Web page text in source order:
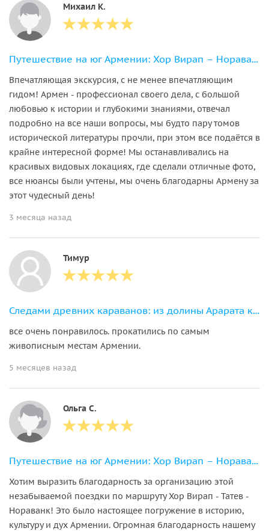
Михаил К.
Путешествие на юг Армении: Хор Вирап – Нораванк – Татев
Впечатляющая экскурсия, с не менее впечатляющим
гидом! Армен - профессионал своего дела, с большой
любовью к истории и глубокими знаниями, отвечал
подробно на все наши вопросы, мы будто пару томов
исторической литературы прочли, при этом все подаётся в
крайне интересной форме! Мы останавливались на
красивых видовых локациях, где сделали отличные фото,
все нюансы были учтены, мы очень благодарны Армену за
этот чудесный день!
3 месяца назад
Тимур
Следами древних караванов: из долины Арарата к озеру Севан
все очень понравилось. прокатились по самым
живописным местам Армении.
5 месяцев назад
Ольга С.
Путешествие на юг Армении: Хор Вирап – Нораванк – Татев
Хотим выразить благодарность за организацию этой
незабываемой поездки по маршруту Хор Вирап - Татев -
Нораванк! Это было настоящее погружение в историю,
культуру и дух Армении. Огромная благодарность нашему